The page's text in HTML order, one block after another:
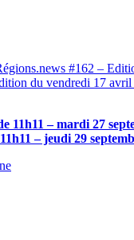
#162 –
du vendredi 17
11h11 – mardi 27
– jeudi 29